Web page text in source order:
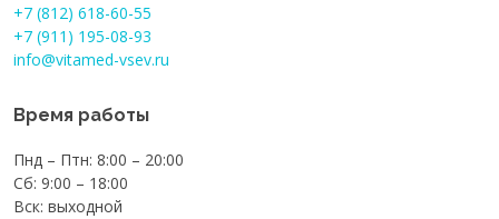
+7 (812) 618-60-55
+7 (911) 195-08-93
info@vitamed-vsev.ru
Время работы
Пнд – Птн: 8:00 – 20:00
Сб: 9:00 – 18:00
Вск: выходной